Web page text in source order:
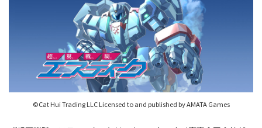
©Cat Hui Trading LLC Licensed to and published by AMATA Games